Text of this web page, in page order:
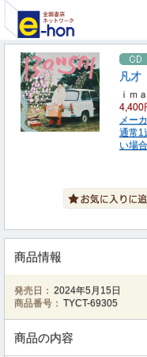
凡才
ｉｍ
4,400
メー
通常1
い場
商品情報
発売日： 2024年5月15日
商品番号： TYCT-69305
商品の内容